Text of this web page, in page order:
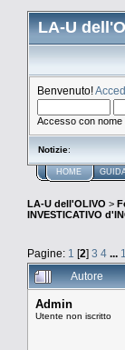
LA-U
Benvenuto!
Accesso con nome
Notizie:
HOME
LA-U dell'OLIVO >
INVESTICATIVO
Pagine: 1 [2] 3 4 ...
Autore
Admin
Utente non iscritto